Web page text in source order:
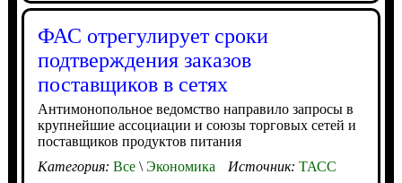
ФАС отрегулирует сроки
подтверждения заказов
поставщиков в сетях
Антимонопольное ведомство направило запросы в
крупнейшие ассоциации и союзы торговых сетей и
поставщиков продуктов питания
Категория: Все\Экономика Источник: ТАСС